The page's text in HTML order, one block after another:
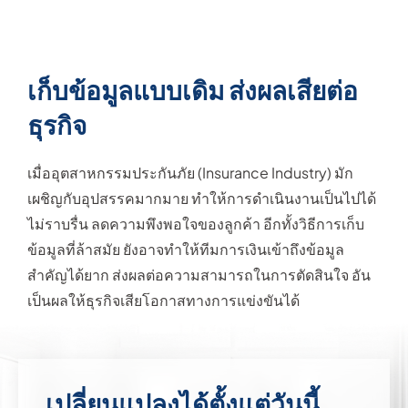
เก็บข้อมูลแบบเดิม ส่งผลเสียต่อ
ธุรกิจ
เมื่ออุตสาหกรรมประกันภัย (Insurance Industry) มัก
เผชิญกับอุปสรรคมากมาย ทำให้การดำเนินงานเป็นไปได้
ไม่ราบรื่น ลดความพึงพอใจของลูกค้า อีกทั้งวิธีการเก็บ
ข้อมูลที่ล้าสมัย ยังอาจทำให้ทีมการเงินเข้าถึงข้อมูล
สำคัญได้ยาก ส่งผลต่อความสามารถในการตัดสินใจ อัน
เป็นผลให้ธุรกิจเสียโอกาสทางการแข่งขันได้